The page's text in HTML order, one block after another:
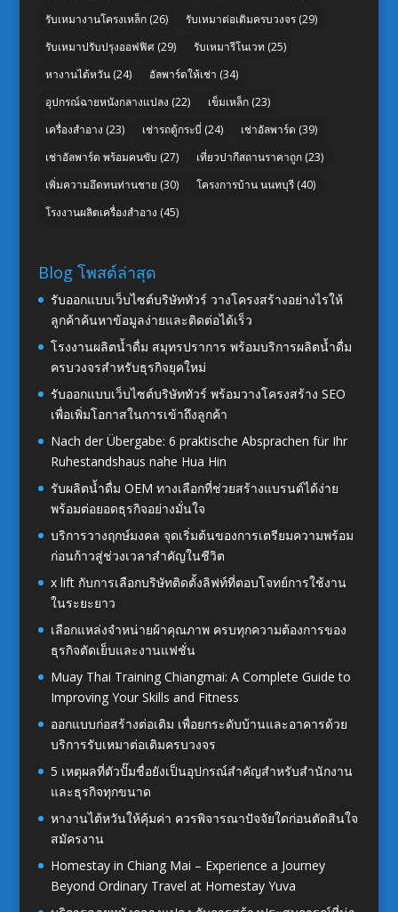
รับเหมางานโครงเหล็ก(26) รับเหมาต่อเติมครบวงจร(29)
รับเหมาปรับปรุงออฟฟิศ(29) รับเหมารีโนเวท (25)
หางานไต้หวัน(24) อัลพาร์ดให้เช่า (34)
อุปกรณ์ฉายหนังกลางแปลง (22) เข็มเหล็ก(23)
เครื่องสำอาง (23) เช่ารถตู้กระบี่ (24) เช่าอัลพาร์ด (39)
เช่าอัลพาร์ด พร้อมคนขับ (27) เที่ยวปากีสถานราคาถูก(23)
เพิ่มความอึดทนท่านชาย (30) โครงการบ้าน นนทบุรี(40)
โรงงานผลิตเครื่องสำอาง (45)
Blog โพสต์ล่าสุด
รับออกแบบเว็บไซต์บริษัททัวร์ วางโครงสร้างอย่างไรให้
ลูกค้าค้นหาข้อมูลง่ายและติดต่อได้เร็ว
โรงงานผลิตน้ำดื่ม สมุทรปราการ พร้อมบริการผลิตน้ำดื่ม
ครบวงจรสำหรับธุรกิจยุคใหม่
รับออกแบบเว็บไซต์บริษัททัวร์ พร้อมวางโครงสร้าง SEO
เพื่อเพิ่มโอกาสในการเข้าถึงลูกค้า
Nach der Übergabe: 6 praktische Absprachen für Ihr
Ruhestandshaus nahe Hua Hin
รับผลิตน้ำดื่ม OEM ทางเลือกที่ช่วยสร้างแบรนด์ได้ง่าย
พร้อมต่อยอดธุรกิจอย่างมั่นใจ
บริการวางฤกษ์มงคล จุดเริ่มต้นของการเตรียมความพร้อม
ก่อนก้าวสู่ช่วงเวลาสำคัญในชีวิต
x lift กับการเลือกบริษัทติดตั้งลิฟท์ที่ตอบโจทย์การใช้งาน
ในระยะยาว
เลือกแหล่งจำหน่ายผ้าคุณภาพ ครบทุกความต้องการของ
ธุรกิจตัดเย็บและงานแฟชั่น
Muay Thai Training Chiangmai: A Complete Guide to
Improving Your Skills and Fitness
ออกแบบก่อสร้างต่อเติม เพื่อยกระดับบ้านและอาคารด้วย
บริการรับเหมาต่อเติมครบวงจร
5 เหตุผลที่ตัวปั๊มชื่อยังเป็นอุปกรณ์สำคัญสำหรับสำนักงาน
และธุรกิจทุกขนาด
หางานไต้หวันให้คุ้มค่า ควรพิจารณาปัจจัยใดก่อนตัดสินใจ
สมัครงาน
Homestay in Chiang Mai – Experience a Journey
Beyond Ordinary Travel at Homestay Yuva